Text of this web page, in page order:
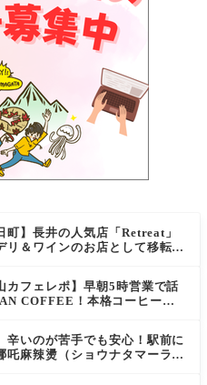
町】長井の人気店「Retreat」
リ＆ワインのお店として移転オ
カフェレポ】早朝5時営業で話
COFFEE！本格コーヒーを
辛いのが苦手でも安心！駅前に
吒麻辣燙（ショウナタマーラー